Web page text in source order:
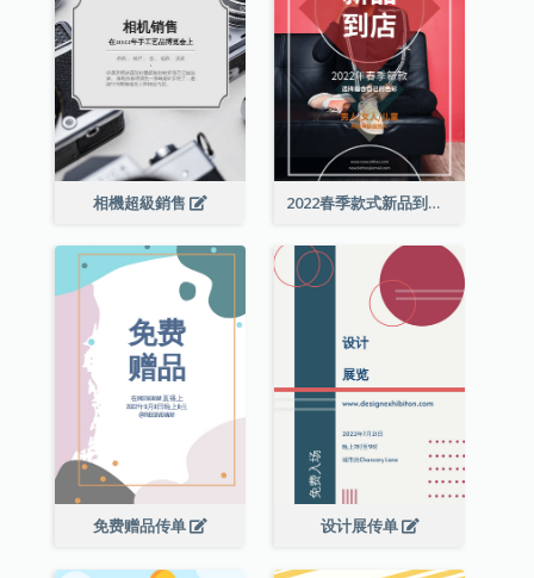
相機超級銷售 2022春季款式新品到店宣传单张
免费赠品传单 设计展传单